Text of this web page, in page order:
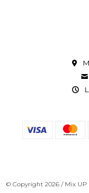
© Copyright 2026 / Mix UP